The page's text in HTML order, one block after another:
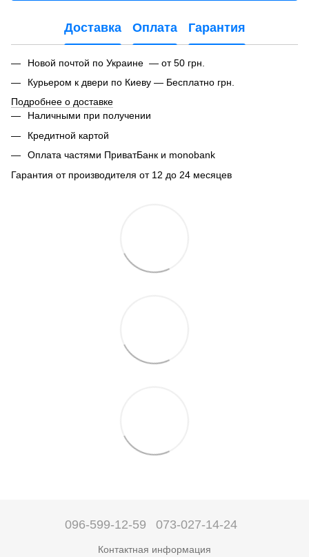
Доставка Оплата Гарантия
Новой почтой по Украине — от 50 грн.
Курьером к двери по Киеву — Бесплатно грн.
Подробнее о доставке
Наличными при получении
Кредитной картой
Оплата частями ПриватБанк и monobank
Гарантия от производителя от 12 до 24 месяцев
096-599-12-59 073-027-14-24
Контактная информация